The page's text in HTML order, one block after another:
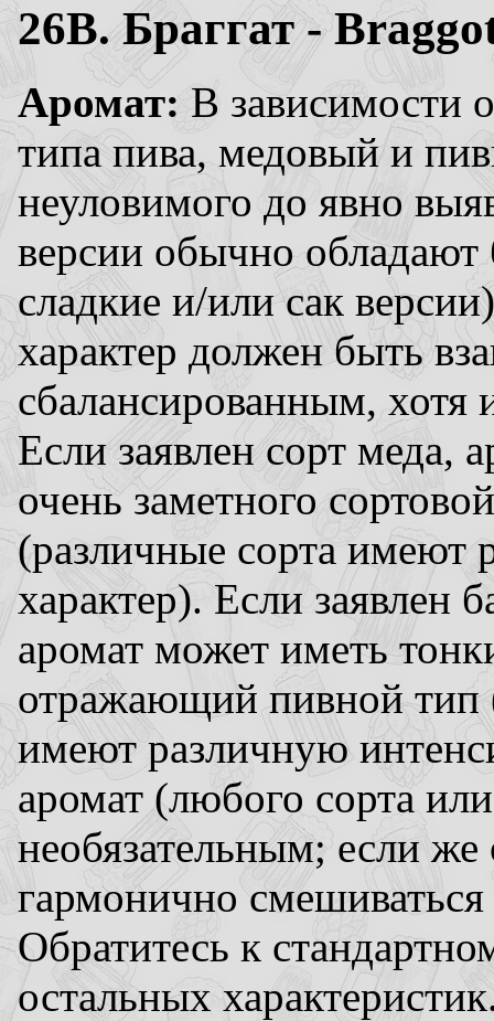
26B. Браггат -
Аромат: В зависимости
типа пива, медовый и
неуловимого до явно
версии обычно
сладкие и/или сак
характер должен быть
сбалансированным, хотя
Если заявлен сорт меда,
очень заметного
(различные сорта имеют
характер). Если заявлен
аромат может иметь
отражающий пивной тип
имеют различную
аромат (любого сорта
необязательным; если же
гармонично
Обратитесь к
остальных